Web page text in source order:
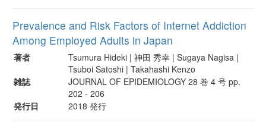
Prevalence and Risk Factors of Internet Addiction
Among Employed Adults in Japan
著者
Tsumura Hideki | 神田 秀幸 | Sugaya Nagisa |
Tsuboi Satoshi | Takahashi Kenzo
雑誌
JOURNAL OF EPIDEMIOLOGY 28 巻 4 号 pp.
202 - 206
発行日
2018 発行